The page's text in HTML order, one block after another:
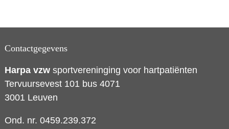
Contactgegevens
Harpa vzw sportvereninging voor hartpatiënten
Tervuursevest 101 bus 4071
3001 Leuven
Ond. nr. 0459.239.372